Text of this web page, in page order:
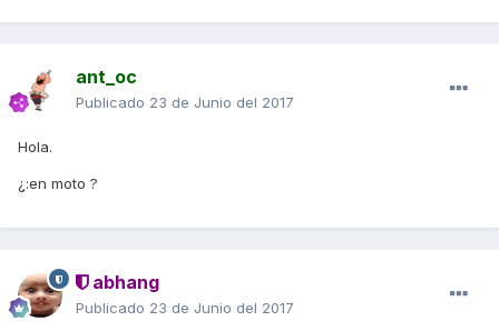
ant_oc
Publicado 23 de Junio del 2017
Hola.
¿:en moto ?
abhang
Publicado 23 de Junio del 2017